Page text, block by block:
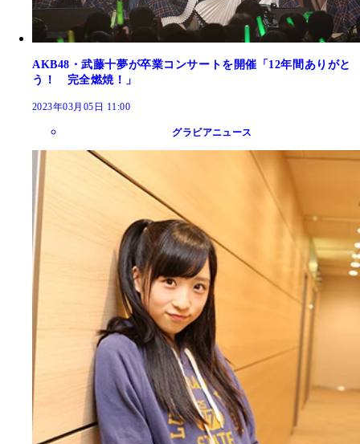
AKB48・武藤十夢が卒業コンサートを開催「12年間ありがと
う！ 完全燃焼！」
2023年03月05日 11:00
グラビアニュース